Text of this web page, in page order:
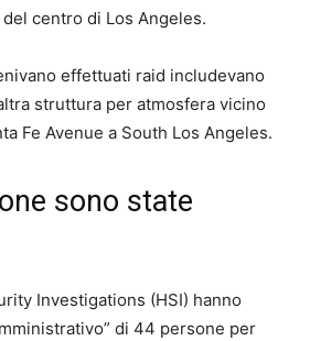
centro di Los Angeles.
effettuati raid includevano
struttura per atmosfera vicino
Fe Avenue a South Los Angeles.
sono state
Investigations (HSI) hanno
di 44 persone per